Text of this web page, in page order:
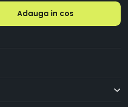
Adauga in cos